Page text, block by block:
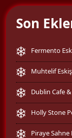
Son
Fermento
Muhtelif
Dublin Cafe
Holly Stone
Piraye Sahne